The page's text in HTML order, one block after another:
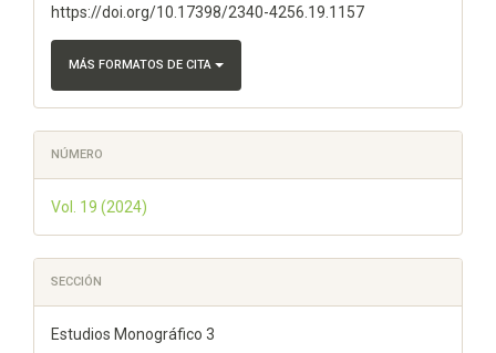
https://doi.org/10.17398/2340-4256.19.1157
MÁS FORMATOS DE CITA
NÚMERO
Vol. 19 (2024)
SECCIÓN
Estudios Monográfico 3